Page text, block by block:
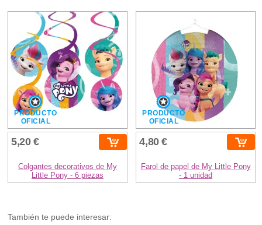
PRODUCTO
OFICIAL
5,20 €
Colgantes decorativos de My
Little Pony - 6 piezas
PRODUCTO
OFICIAL
4,80 €
Farol de papel de My Little Pony
- 1 unidad
También te puede interesar: